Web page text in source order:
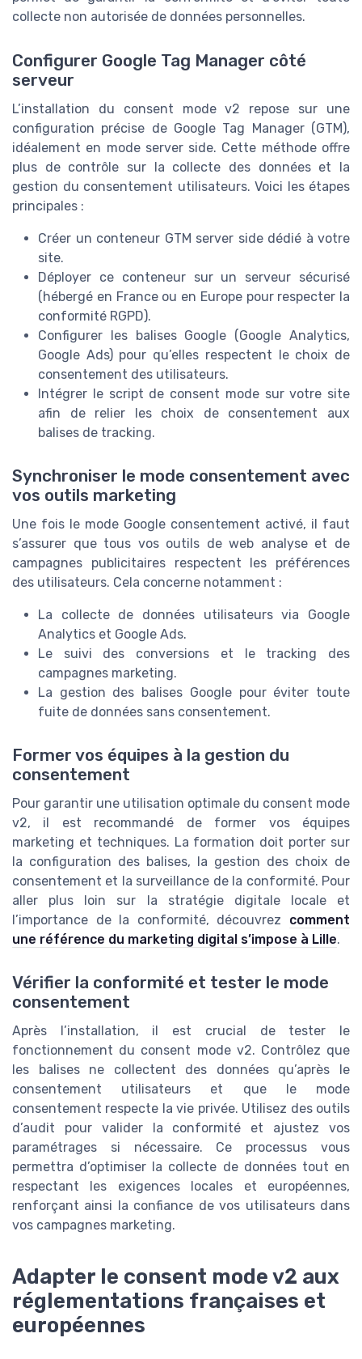
collecte non autorisée de données personnelles.
Configurer Google Tag Manager côté
serveur
L’installation du consent mode v2 repose sur une
configuration précise de Google Tag Manager (GTM),
idéalement en mode server side. Cette méthode offre
plus de contrôle sur la collecte des données et la
gestion du consentement utilisateurs. Voici les étapes
principales :
Créer un conteneur GTM server side dédié à votre
site.
Déployer ce conteneur sur un serveur sécurisé
(hébergé en France ou en Europe pour respecter la
conformité RGPD).
Configurer les balises Google (Google Analytics,
Google Ads) pour qu’elles respectent le choix de
consentement des utilisateurs.
Intégrer le script de consent mode sur votre site
afin de relier les choix de consentement aux
balises de tracking.
Synchroniser le mode consentement avec
vos outils marketing
Une fois le mode Google consentement activé, il faut
s’assurer que tous vos outils de web analyse et de
campagnes publicitaires respectent les préférences
des utilisateurs. Cela concerne notamment :
La collecte de données utilisateurs via Google
Analytics et Google Ads.
Le suivi des conversions et le tracking des
campagnes marketing.
La gestion des balises Google pour éviter toute
fuite de données sans consentement.
Former vos équipes à la gestion du
consentement
Pour garantir une utilisation optimale du consent mode
v2, il est recommandé de former vos équipes
marketing et techniques. La formation doit porter sur
la configuration des balises, la gestion des choix de
consentement et la surveillance de la conformité. Pour
aller plus loin sur la stratégie digitale locale et
l’importance de la conformité, découvrez comment
une référence du marketing digital s’impose à Lille.
Vérifier la conformité et tester le mode
consentement
Après l’installation, il est crucial de tester le
fonctionnement du consent mode v2. Contrôlez que
les balises ne collectent des données qu’après le
consentement utilisateurs et que le mode
consentement respecte la vie privée. Utilisez des outils
d’audit pour valider la conformité et ajustez vos
paramétrages si nécessaire. Ce processus vous
permettra d’optimiser la collecte de données tout en
respectant les exigences locales et européennes,
renforçant ainsi la confiance de vos utilisateurs dans
vos campagnes marketing.
Adapter le consent mode v2 aux
réglementations françaises et
européennes